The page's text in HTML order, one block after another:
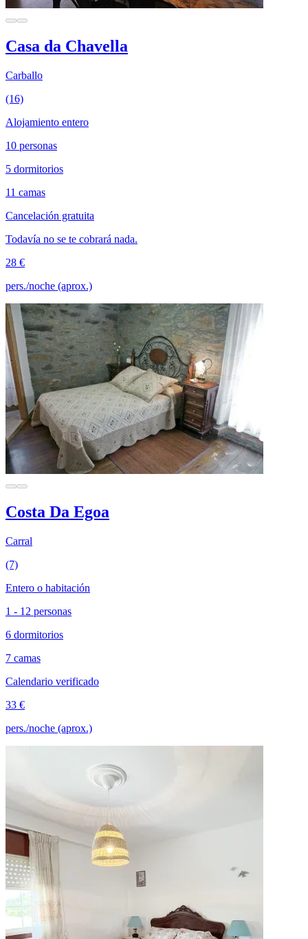
Casa da Chavella
Carballo
(16)
Alojamiento entero
10 personas
5 dormitorios
11 camas
Cancelación gratuita
Todavía no se te cobrará nada.
28 €
pers./noche (aprox.)
Costa Da Egoa
Carral
(7)
Entero o habitación
1 - 12 personas
6 dormitorios
7 camas
Calendario verificado
33 €
pers./noche (aprox.)